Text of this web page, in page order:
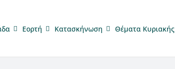
Eορτή Κατασκήνωση Θέματα Κυριακής